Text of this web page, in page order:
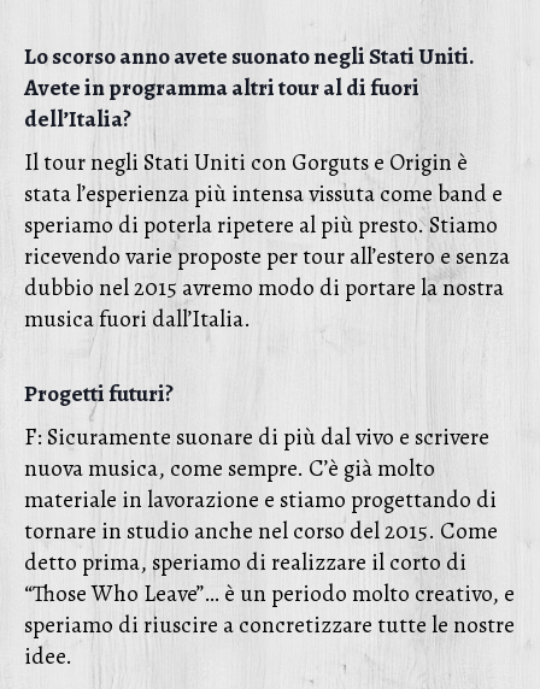
Lo scorso anno avete suonato negli Stati Uniti.
Avete in programma altri tour al di fuori
dell’Italia?
Il tour negli Stati Uniti con Gorguts e Origin è
stata l’esperienza più intensa vissuta come band e
speriamo di poterla ripetere al più presto. Stiamo
ricevendo varie proposte per tour all’estero e senza
dubbio nel 2015 avremo modo di portare la nostra
musica fuori dall’Italia.
Progetti futuri?
F: Sicuramente suonare di più dal vivo e scrivere
nuova musica, come sempre. C’è già molto
materiale in lavorazione e stiamo progettando di
tornare in studio anche nel corso del 2015. Come
detto prima, speriamo di realizzare il corto di
“Those Who Leave”… è un periodo molto creativo, e
speriamo di riuscire a concretizzare tutte le nostre
idee.